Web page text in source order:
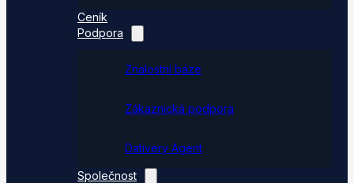
Ceník
Podpora
Znalostní báze
Zákaznická podpora
Dativery Agent
Společnost